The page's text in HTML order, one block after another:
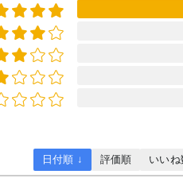
日付順 ↓ 評価順 いいね